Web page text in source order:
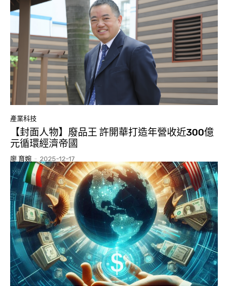
產業科技
【封面人物】廢品王 許開華打造年營收近300億
元循環經濟帝國
廖 育婉 - 2025-12-17